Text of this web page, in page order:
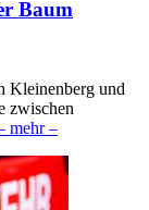
Baum
Kleinenberg und
zwischen
mehr –